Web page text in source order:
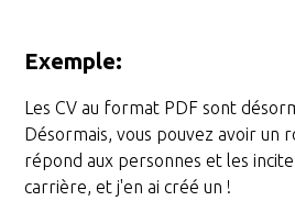
Exemple:
Les CV au format PDF sont
Désormais, vous pouvez avoir un
répond aux personnes et les
carrière, et j'en ai créé un !